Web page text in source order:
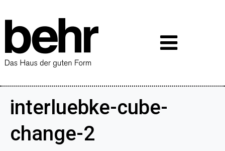
interluebke-cube-
change-2